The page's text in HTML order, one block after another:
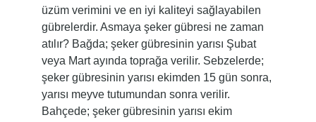
üzüm verimini ve en iyi kaliteyi sağlayabilen
gübrelerdir. Asmaya şeker gübresi ne zaman
atılır? Bağda; şeker gübresinin yarısı Şubat
veya Mart ayında toprağa verilir. Sebzelerde;
şeker gübresinin yarısı ekimden 15 gün sonra,
yarısı meyve tutumundan sonra verilir.
Bahçede; şeker gübresinin yarısı ekim